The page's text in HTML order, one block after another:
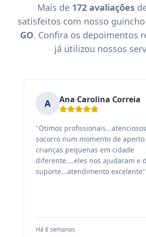
Mais de 172 avaliações
satisfeitos com nosso
GO. Confira os depoimentos
já utilizou nossos
A Ana Carolina Correia
"Ótimos
socorro num momento de aperto
crianças pequenas em cidade
diferente....eles nos ajudaram e
suporte...atendimento excelente"
Há 8 semanas